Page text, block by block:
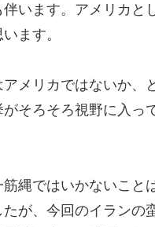
います。アメリカと
ます。
メリカではないか、
そろそろ視野に入っ
縄ではいかないこと
が、今回のイランの